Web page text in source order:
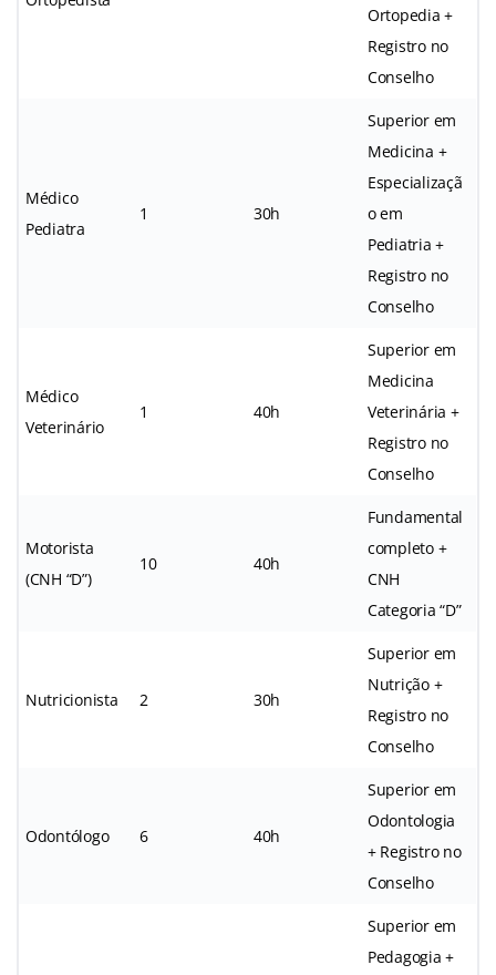
Ortopedia +
Registro no
Conselho
Médico
Pediatra
1 30h
Superior em
Medicina +
Especializaçã
o em
Pediatria +
Registro no
Conselho
Médico
Veterinário
1 40h
Superior em
Medicina
Veterinária +
Registro no
Conselho
Motorista
(CNH “D”)
10 40h
Fundamental
completo +
CNH
Categoria “D”
Nutricionista 2 30h
Superior em
Nutrição +
Registro no
Conselho
Odontólogo 6 40h
Superior em
Odontologia
+ Registro no
Conselho
Superior em
Pedagogia +